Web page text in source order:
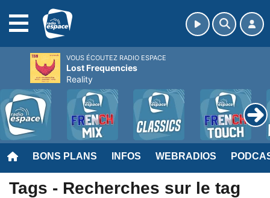
BONS PLANS INFOS WEBRADIOS
Tags - Recherches sur le tag
VOUS ÉCOUTEZ RADIO ESPACE
Lost Frequencies
Reality